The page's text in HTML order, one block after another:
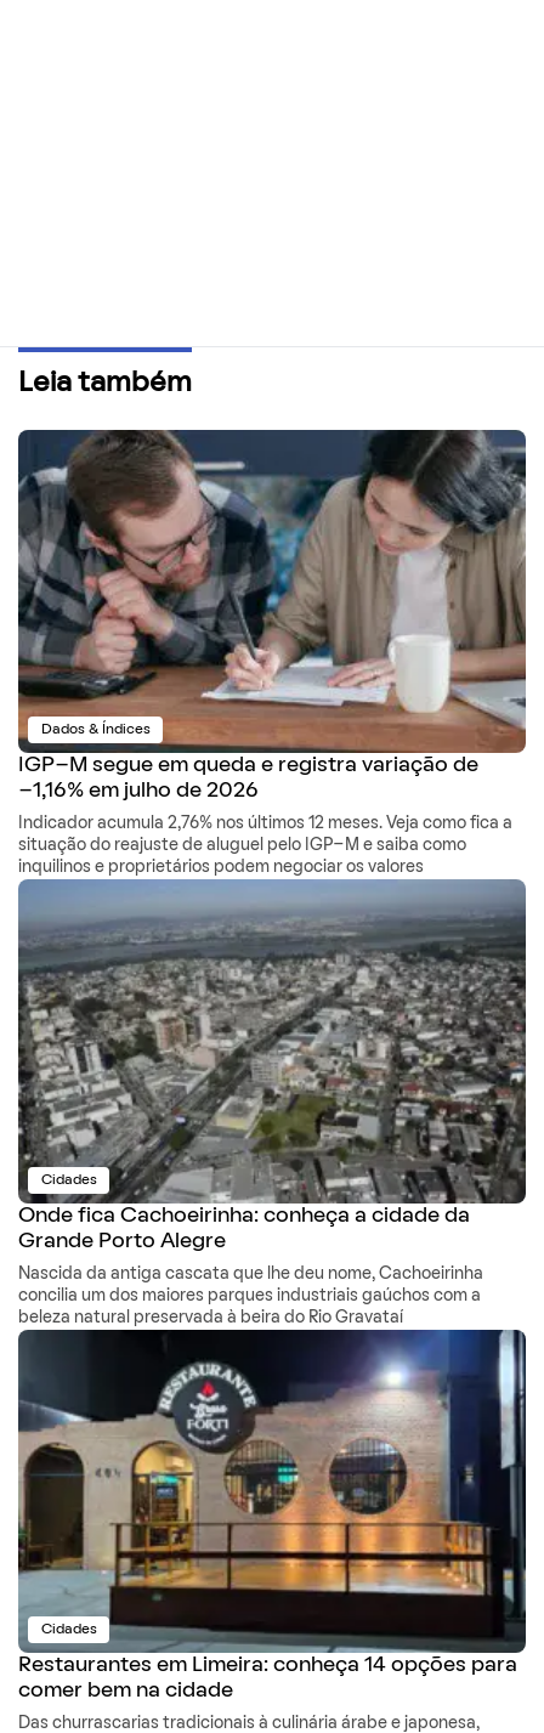
Leia também
Dados & Índices
IGP-M segue em queda e registra variação de
-1,16% em julho de 2026
Indicador acumula 2,76% nos últimos 12 meses. Veja como fica a
situação do reajuste de aluguel pelo IGP-M e saiba como
inquilinos e proprietários podem negociar os valores
Cidades
Onde fica Cachoeirinha: conheça a cidade da
Grande Porto Alegre
Nascida da antiga cascata que lhe deu nome, Cachoeirinha
concilia um dos maiores parques industriais gaúchos com a
beleza natural preservada à beira do Rio Gravataí
Cidades
Restaurantes em Limeira: conheça 14 opções para
comer bem na cidade
Das churrascarias tradicionais à culinária árabe e japonesa,